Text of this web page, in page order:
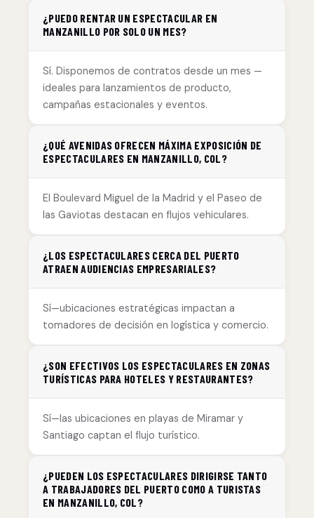
¿PUEDO RENTAR UN ESPECTACULAR EN
MANZANILLO POR SOLO UN MES?
Sí. Disponemos de contratos desde un mes —
ideales para lanzamientos de producto,
campañas estacionales y eventos.
¿QUÉ AVENIDAS OFRECEN MÁXIMA EXPOSICIÓN DE
ESPECTACULARES EN MANZANILLO, COL?
El Boulevard Miguel de la Madrid y el Paseo de
las Gaviotas destacan en flujos vehiculares.
¿LOS ESPECTACULARES CERCA DEL PUERTO
ATRAEN AUDIENCIAS EMPRESARIALES?
Sí—ubicaciones estratégicas impactan a
tomadores de decisión en logística y comercio.
¿SON EFECTIVOS LOS ESPECTACULARES EN ZONAS
TURÍSTICAS PARA HOTELES Y RESTAURANTES?
Sí—las ubicaciones en playas de Miramar y
Santiago captan el flujo turístico.
¿PUEDEN LOS ESPECTACULARES DIRIGIRSE TANTO
A TRABAJADORES DEL PUERTO COMO A TURISTAS
EN MANZANILLO, COL?